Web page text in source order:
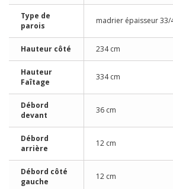
Type de
parois
madrier épaisseur 33/
Hauteur côté 234 cm
Hauteur
Faîtage
334 cm
Débord
devant
36 cm
Débord
arrière
12 cm
Débord côté
gauche
12 cm